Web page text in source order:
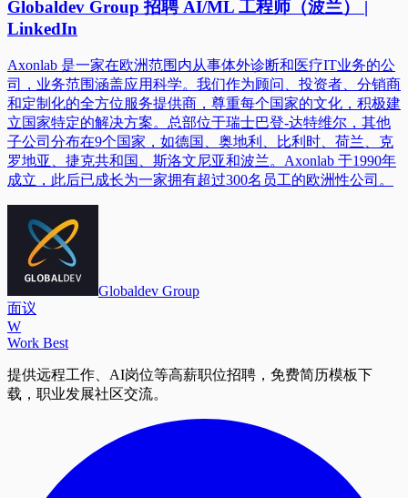
Globaldev Group 招聘 AI/ML 工程师（波兰） |
LinkedIn
Axonlab 是一家在欧洲范围内从事体外诊断和医疗IT业务的公
司，业务范围涵盖应用科学。我们作为顾问、投资者、分销商
和定制化的全方位服务提供商，尊重每个国家的文化，积极建
立国家特定的解决方案。总部位于瑞士巴登-达特维尔，其他
子公司分布在9个国家，如德国、奥地利、比利时、荷兰、克
罗地亚、捷克共和国、斯洛文尼亚和波兰。Axonlab 于1990年
成立，此后已成长为一家拥有超过300名员工的欧洲性公司。
Globaldev Group
面议
W
Work Best
提供远程工作、AI岗位等高薪职位招聘，免费简历模板下
载，职业发展社区交流。